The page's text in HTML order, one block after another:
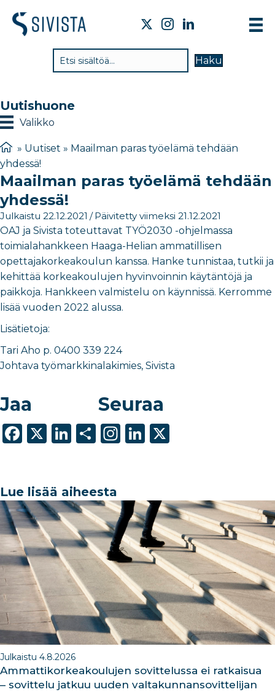
Haku
Uutishuone
Valikko
» Uutiset » Maailman paras työelämä tehdään
yhdessä!
Maailman paras työelämä tehdään
yhdessä!
Julkaistu 22.12.2021 / Päivitetty viimeksi 21.12.2021
OAJ ja Sivista toteuttavat TYÖ2030 -ohjelmassa
toimialahankkeen Haaga-Helian ammatillisen
opettajakorkeakoulun kanssa. Hanke tunnistaa, tutkii ja
kehittää korkeakoulujen hyvinvoinnin käytäntöjä ja
paikkoja. Hankkeen valmistelu on käynnissä. Kerromme
lisää vuoden 2022 alussa.
Lisätietoja:
Tari Aho p. 0400 339 224
Johtava työmarkkinalakimies, Sivista
Jaa
F
e
b
o
o
k
X
Li
e
dI
n
S
e
Seuraa
In
ra
m
Li
dI
n
Lue lisää aiheesta
Julkaistu 4.8.2026
Ammattikorkeakoulujen sovittelussa ei ratkaisua
– sovittelu jatkuu uuden valtakunnansovittelijan